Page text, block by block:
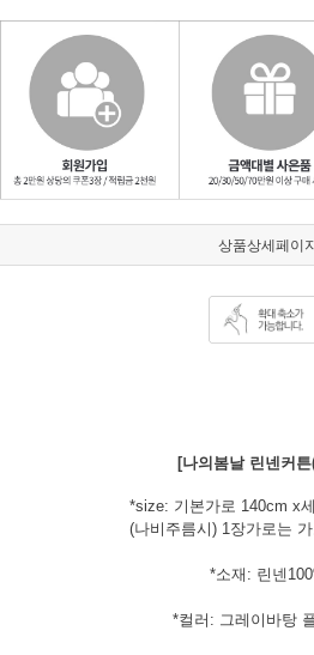
상품상세페이지
[나의봄날 린넨커
*size: 기본가로 140cm x
(나비주름시) 1장가로는
*소재: 린넨
*컬러: 그레이바탕